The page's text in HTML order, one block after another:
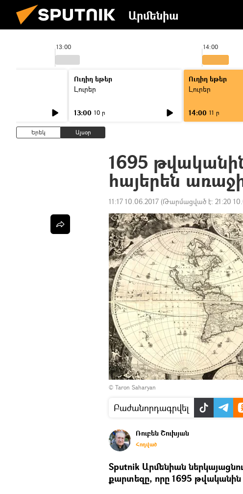
Արմենիա
13:00 14:00
Ուղիղ եթեր
Լուրեր
13:00 10 ր
Ուղիղ եթեր
Լուրեր
14:00 11 ր
Երեկ Այսօր
1695
հայերեն
11:17 10.06.2017 (Թարմացված է: 21:20
© Taron Saharyan
Բաժանորդագրվել
Ռուբեն Շուխյան
Հոդված
Sputnik Արմենիան
քարտեզը, որը 1695